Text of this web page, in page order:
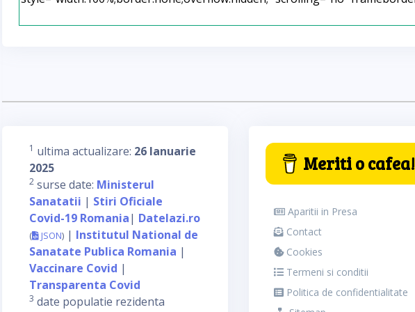
1 ultima actualizare: 26 Ianuarie
2025
2 surse date: Ministerul
Sanatatii | Stiri Oficiale
Covid-19 Romania| Datelazi.ro
( JSON) | Institutul National de
Sanatate Publica Romania |
Vaccinare Covid |
Transparenta Covid
3 date populatie rezidenta
Meriti o cafea!
Aparitii in Presa
Contact
Cookies
Termeni si conditii
Politica de confidentialitate